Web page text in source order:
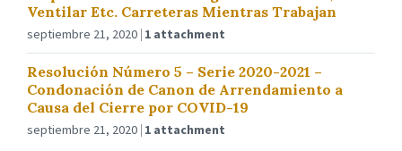
Ventilar Etc. Carreteras Mientras Trabajan
septiembre 21, 2020 1 attachment
Resolución Número 5 – Serie 2020-2021 –
Condonación de Canon de Arrendamiento a
Causa del Cierre por COVID-19
septiembre 21, 2020 1 attachment